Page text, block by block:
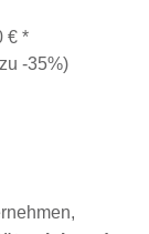
€ *
-35%)